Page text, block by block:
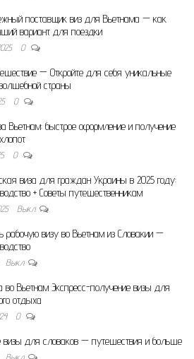
поставщик виз для Вьетнама — как
вариант для поездки
0
— Откройте для себя уникальные
страны
0
Вьетнам: быстрое оформление и получение
0
виза для граждан Украины в 2025 году:
+ Советы путешественникам
Выкл.
рабочую визу во Вьетнам из Словакии —
Выкл.
во Вьетнам Экспресс-получение визы для
отдыха
0
визы для словаков — путешествия и больше